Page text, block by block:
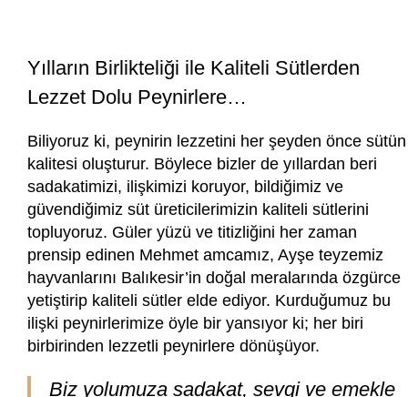
Yılların Birlikteliği ile Kaliteli Sütlerden
Lezzet Dolu Peynirlere…
Biliyoruz ki, peynirin lezzetini her şeyden önce sütün
kalitesi oluşturur. Böylece bizler de yıllardan beri
sadakatimizi, ilişkimizi koruyor, bildiğimiz ve
güvendiğimiz süt üreticilerimizin kaliteli sütlerini
topluyoruz. Güler yüzü ve titizliğini her zaman
prensip edinen Mehmet amcamız, Ayşe teyzemiz
hayvanlarını Balıkesir’in doğal meralarında özgürce
yetiştirip kaliteli sütler elde ediyor. Kurduğumuz bu
ilişki peynirlerimize öyle bir yansıyor ki; her biri
birbirinden lezzetli peynirlere dönüşüyor.
Biz yolumuza sadakat, sevgi ve emekle